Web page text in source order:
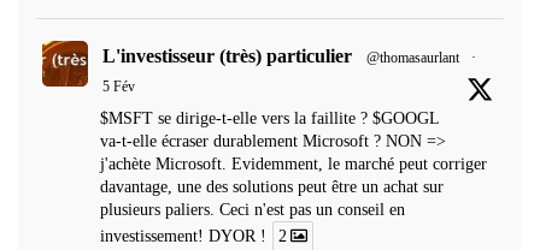
L'investisseur (très) particulier @thomasaurlant
·
5 Fév
$MSFT se dirige-t-elle vers la faillite ? $GOOGL
va-t-elle écraser durablement Microsoft ? NON =>
j'achète Microsoft. Evidemment, le marché peut corriger
davantage, une des solutions peut être un achat sur
plusieurs paliers. Ceci n'est pas un conseil en
investissement! DYOR !
2